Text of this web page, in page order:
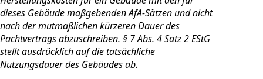
dieses Gebäude maßgebenden AfA-Sätzen und nicht
nach der mutmaßlichen kürzeren Dauer des
Pachtvertrags abzuschreiben. § 7 Abs. 4 Satz 2 EStG
stellt ausdrücklich auf die tatsächliche
Nutzungsdauer des Gebäudes ab.